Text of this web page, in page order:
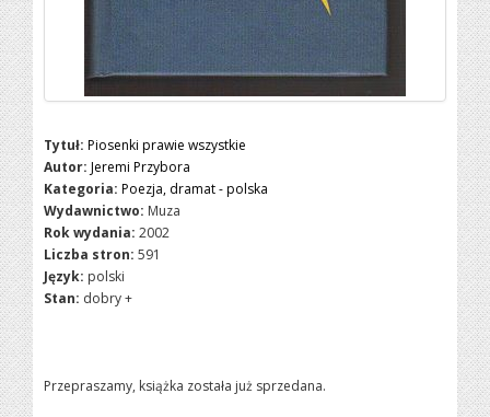
Tytuł: Piosenki prawie wszystkie
Autor: Jeremi Przybora
Kategoria: Poezja, dramat - polska
Wydawnictwo: Muza
Rok wydania: 2002
Liczba stron: 591
Język: polski
Stan: dobry +
Przepraszamy, książka została już sprzedana.